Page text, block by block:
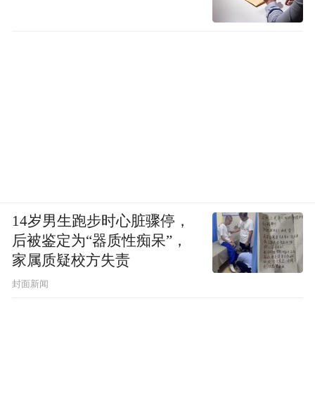
14岁男生跑步时心脏骤停，
后被鉴定为“器质性痴呆”，
家属质疑校方失责
封面新闻